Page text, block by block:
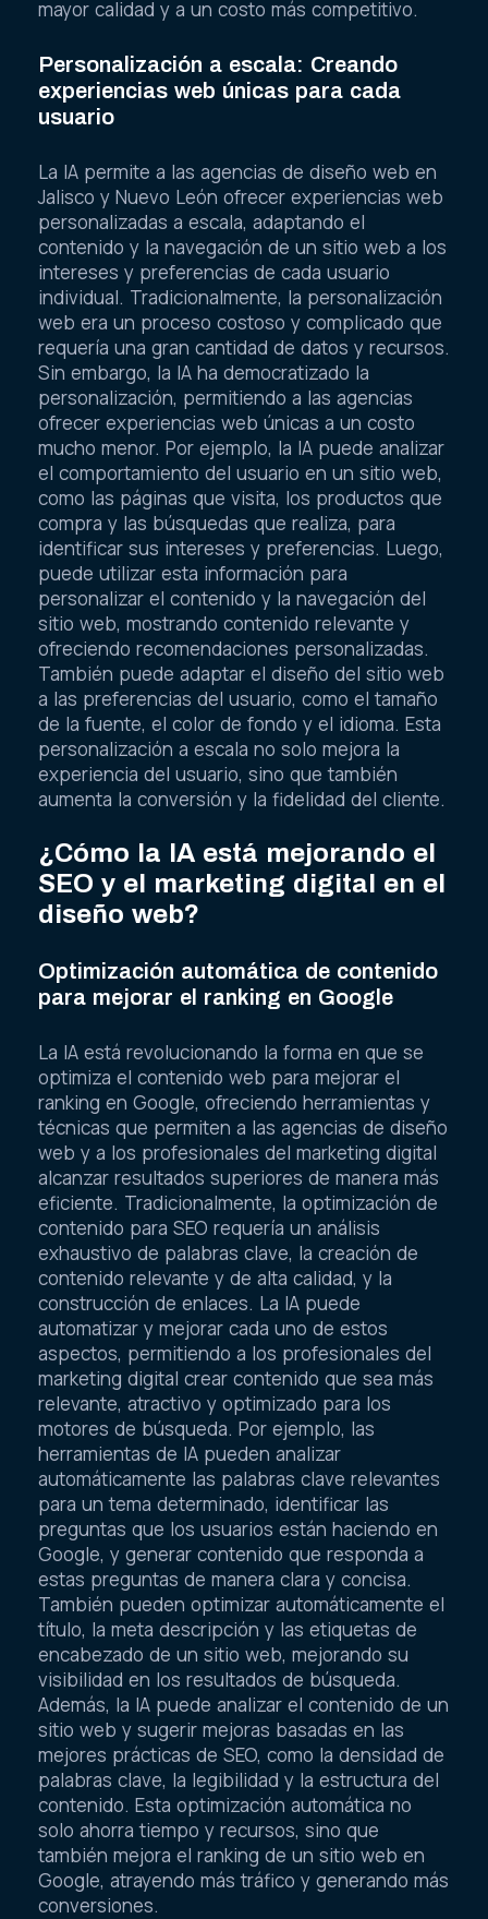
mayor calidad y a un costo más competitivo.
Personalización a escala: Creando
experiencias web únicas para cada
usuario
La IA permite a las agencias de diseño web en
Jalisco y Nuevo León ofrecer experiencias web
personalizadas a escala, adaptando el
contenido y la navegación de un sitio web a los
intereses y preferencias de cada usuario
individual. Tradicionalmente, la personalización
web era un proceso costoso y complicado que
requería una gran cantidad de datos y recursos.
Sin embargo, la IA ha democratizado la
personalización, permitiendo a las agencias
ofrecer experiencias web únicas a un costo
mucho menor. Por ejemplo, la IA puede analizar
el comportamiento del usuario en un sitio web,
como las páginas que visita, los productos que
compra y las búsquedas que realiza, para
identificar sus intereses y preferencias. Luego,
puede utilizar esta información para
personalizar el contenido y la navegación del
sitio web, mostrando contenido relevante y
ofreciendo recomendaciones personalizadas.
También puede adaptar el diseño del sitio web
a las preferencias del usuario, como el tamaño
de la fuente, el color de fondo y el idioma. Esta
personalización a escala no solo mejora la
experiencia del usuario, sino que también
aumenta la conversión y la fidelidad del cliente.
¿Cómo la IA está mejorando el
SEO y el marketing digital en el
diseño web?
Optimización automática de contenido
para mejorar el ranking en Google
La IA está revolucionando la forma en que se
optimiza el contenido web para mejorar el
ranking en Google, ofreciendo herramientas y
técnicas que permiten a las agencias de diseño
web y a los profesionales del marketing digital
alcanzar resultados superiores de manera más
eficiente. Tradicionalmente, la optimización de
contenido para SEO requería un análisis
exhaustivo de palabras clave, la creación de
contenido relevante y de alta calidad, y la
construcción de enlaces. La IA puede
automatizar y mejorar cada uno de estos
aspectos, permitiendo a los profesionales del
marketing digital crear contenido que sea más
relevante, atractivo y optimizado para los
motores de búsqueda. Por ejemplo, las
herramientas de IA pueden analizar
automáticamente las palabras clave relevantes
para un tema determinado, identificar las
preguntas que los usuarios están haciendo en
Google, y generar contenido que responda a
estas preguntas de manera clara y concisa.
También pueden optimizar automáticamente el
título, la meta descripción y las etiquetas de
encabezado de un sitio web, mejorando su
visibilidad en los resultados de búsqueda.
Además, la IA puede analizar el contenido de un
sitio web y sugerir mejoras basadas en las
mejores prácticas de SEO, como la densidad de
palabras clave, la legibilidad y la estructura del
contenido. Esta optimización automática no
solo ahorra tiempo y recursos, sino que
también mejora el ranking de un sitio web en
Google, atrayendo más tráfico y generando más
conversiones.